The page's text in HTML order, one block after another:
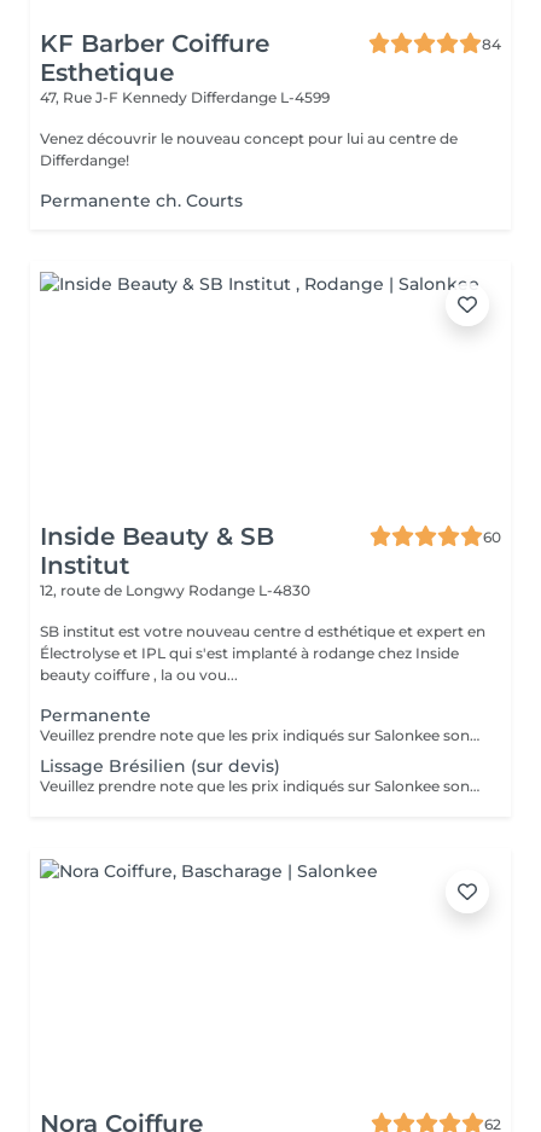
KF Barber Coiffure
Esthetique
84
47, Rue J-F Kennedy Differdange L-4599
Venez découvrir le nouveau concept pour lui au centre de
Differdange!
Permanente ch. Courts
Inside Beauty & SB
Institut
60
12, route de Longwy Rodange L-4830
SB institut est votre nouveau centre d esthétique et expert en
Électrolyse et IPL qui s'est implanté à rodange chez Inside
beauty coiffure , la ou vou...
Permanente
Veuillez prendre note que les prix indiqués sur Salonkee sont communiqués à titre informatif et s'entendent de base. Ces derniers sont susceptibles de varier selon le diagnostic réalisé à votre arrivée au salon et l'expertise du professionnel à qui vous confiez votre beauté. Dans tous les cas, un devis précis vous sera proposé et toutes réalisations de prestations seront effectuées avec votre accord. Un grand merci d'avance pour votre compréhension. Au plaisir de vous recevoir très vite.
Lissage Brésilien (sur devis)
Veuillez prendre note que les prix indiqués sur Salonkee sont communiqués à titre informatif et s'entendent de base. Ces derniers sont susceptibles de varier selon le diagnostic réalisé à votre arrivée au salon et l'expertise du professionnel à qui vous confiez votre beauté. Dans tous les cas, un devis précis vous sera proposé et toutes réalisations de prestations seront effectuées avec votre accord. Un grand merci d'avance pour votre compréhension. Au plaisir de vous recevoir très vite.
Nora Coiffure 62